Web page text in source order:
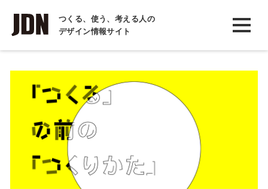
つくる、使う、考える人の
デザイン情報サイト
INTERVIEW
インタビュー
REPORT
レポート
COLUMN
コラム